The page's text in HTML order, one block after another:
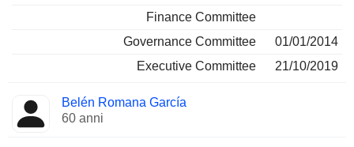
Finance Committee
Governance Committee
01/01/2014
Executive Committee
21/10/2019
Belén Romana García
60 anni